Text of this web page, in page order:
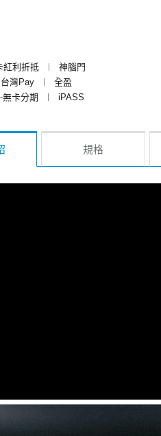
紅利折抵 ︱
神腦門
台灣Pay ︱
全盈
無卡分期 ︱
iPASS
規格